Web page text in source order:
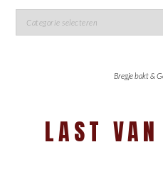
Bregje bakt &
LAST